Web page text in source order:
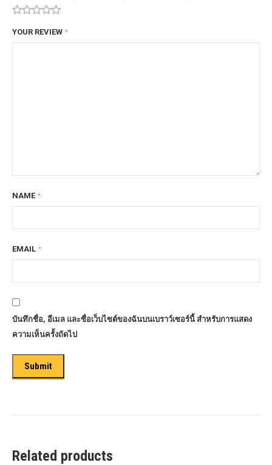
YOUR REVIEW *
NAME *
EMAIL *
บันทึกชื่อ, อีเมล และชื่อเว็บไซต์ของฉันบนเบราว์เซอร์นี้ สำหรับการแสดง
ความเห็นครั้งถัดไป
Related products